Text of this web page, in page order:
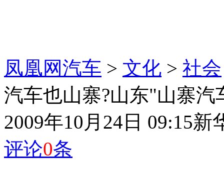
凤凰网汽车 > 文化 > 社会
汽车也山寨?山东"山寨
2009年10月24日 09:15新
评论0条